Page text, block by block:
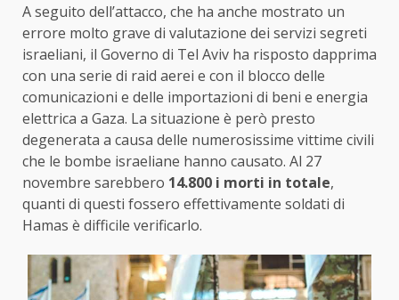
A seguito dell’attacco, che ha anche mostrato un
errore molto grave di valutazione dei servizi segreti
israeliani, il Governo di Tel Aviv ha risposto dapprima
con una serie di raid aerei e con il blocco delle
comunicazioni e delle importazioni di beni e energia
elettrica a Gaza. La situazione è però presto
degenerata a causa delle numerosissime vittime civili
che le bombe israeliane hanno causato. Al 27
novembre sarebbero 14.800 i morti in totale,
quanti di questi fossero effettivamente soldati di
Hamas è difficile verificarlo.